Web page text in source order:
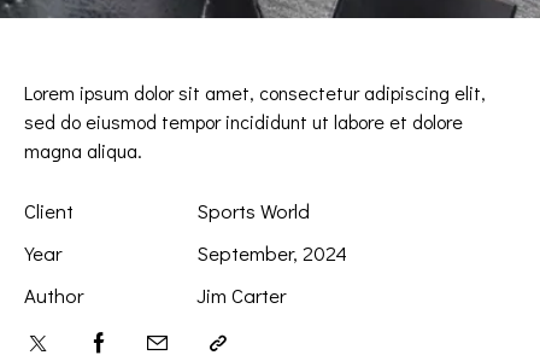
Lorem ipsum dolor sit amet, consectetur adipiscing elit,
sed do eiusmod tempor incididunt ut labore et dolore
magna aliqua.
Client
Sports World
Year
September, 2024
Author
Jim Carter